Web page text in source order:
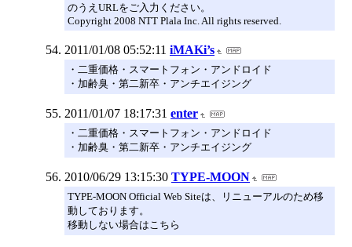
のうえURLをご入力ください。
Copyright 2008 NTT Plala Inc. All rights reserved.
2011/01/08 05:52:11 iMAKi’s
・二重価格・スマートフォン・アンドロイド
・加齢臭・第二新卒・アンチエイジング
2011/01/07 18:17:31 enter
・二重価格・スマートフォン・アンドロイド
・加齢臭・第二新卒・アンチエイジング
2010/06/29 13:15:30 TYPE-MOON
TYPE-MOON Official Web Siteは、リニューアルのため移
動しております。
移動しない場合はこちら